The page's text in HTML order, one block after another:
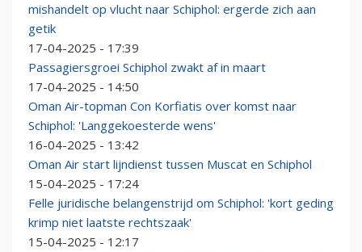
mishandelt op vlucht naar Schiphol: ergerde zich aan
getik
17-04-2025 - 17:39
Passagiersgroei Schiphol zwakt af in maart
17-04-2025 - 14:50
Oman Air-topman Con Korfiatis over komst naar
Schiphol: 'Langgekoesterde wens'
16-04-2025 - 13:42
Oman Air start lijndienst tussen Muscat en Schiphol
15-04-2025 - 17:24
Felle juridische belangenstrijd om Schiphol: 'kort geding
krimp niet laatste rechtszaak'
15-04-2025 - 12:17